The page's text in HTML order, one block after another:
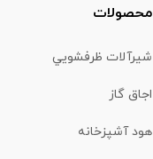
محصولات
شیرآلات ظرفشويي
اجاق گاز
هود آشپزخانه